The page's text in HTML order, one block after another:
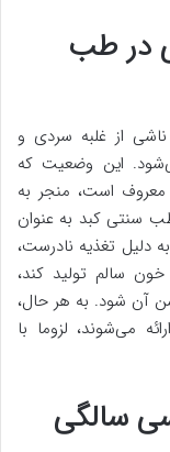
در طب
ناشی از غلبه سردی و
این وضعیت که
معروف است، منجر به
سنتی کبد به عنوان
تغذیه نادرست،
سالم تولید کند،
آن شود. به هر حال،
می‌شوند، لزوما با
سالگی